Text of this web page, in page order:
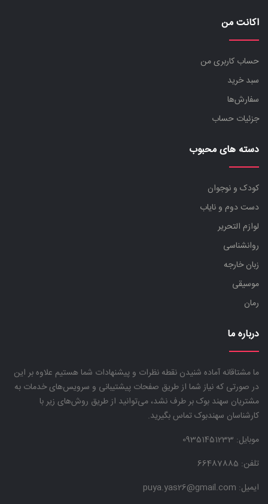
اکانت من
حساب کاربری من
سبد خرید
سفارش‌ها
جزئیات حساب
دسته های محبوب
کودک و نوجوان
دست دوم و نایاب
لوازم التحریر
روانشناسی
زبان خارجه
موسیقی
رمان
درباره ما
ما مشتاقانه آماده شنیدن نقطه نظرات و پیشنهادات شما هستیم علاوه بر این
در صورتی که نیاز شما از طریق صفحات پیشتیبانی و سرویس‌های خدمات به
مشتریان سهند بوک بر طرف نشد، می‌توانید از طریق روش‌های زیر با
کارشناسان سهندبوک تماس بگیرید.
موبایل:
تلفن: 66487885
ایمیل: puya.yas26@gmail.com